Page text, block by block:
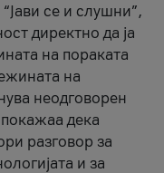
се и слушни”,
директно да ја
на пораката
на
неодговорен
дека
разговор за
и за